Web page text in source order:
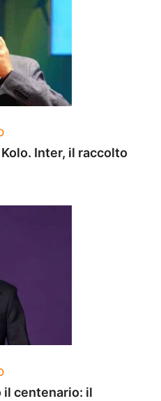
Inter, il raccolto
il centenario: il